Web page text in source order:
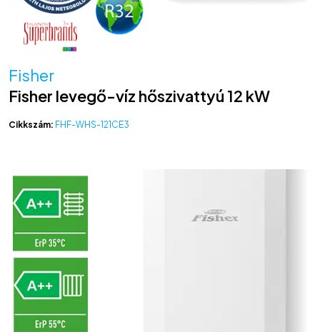
Fisher
Fisher levegő-víz hőszivattyú 12 kW
Cikkszám: FHF-WHS-121CE3